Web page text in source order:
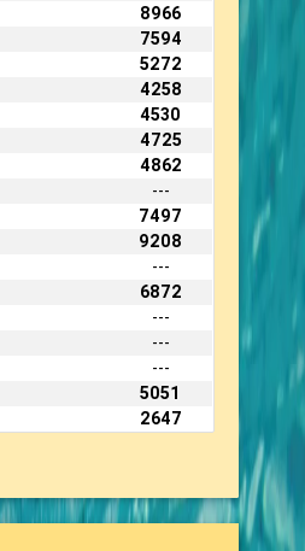
8966
7594
5272
4258
4530
4725
4862
---
7497
9208
---
6872
---
---
---
5051
2647